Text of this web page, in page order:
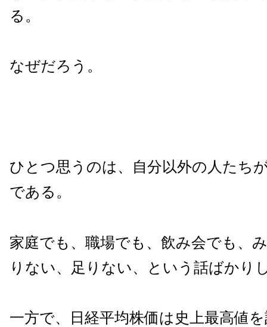
る。
なぜだろう。
ひとつ思うのは、自分以外の人たち
である。
家庭でも、職場でも、飲み会でも、
りない、足りない、という話ばかり
一方で、日経平均株価は史上最高値